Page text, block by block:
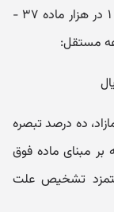
۳) از ۵۰۰ میلیون ریال به بالا، نسبت به مازاد، ۱ در هزار ماده ۳۷ -
مستقل:
ده درصد تبصره
مبنای ماده فوق
بود . ماده ۳۸ - دستمزد تشخیص علت